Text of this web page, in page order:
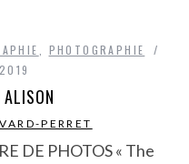
PHOTOGRAPHIE
PERRET
DE PHOTOS « The